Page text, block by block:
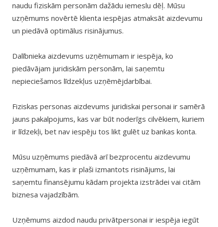
naudu fiziskām personām dažādu iemeslu dēļ. Mūsu
uzņēmums novērtē klienta iespējas atmaksāt aizdevumu
un piedāvā optimālus risinājumus.
Dalībnieka aizdevums uzņēmumam ir iespēja, ko
piedāvājam juridiskām personām, lai saņemtu
nepieciešamos līdzekļus uzņēmējdarbībai.
Fiziskas personas aizdevums juridiskai personai ir samērā
jauns pakalpojums, kas var būt noderīgs cilvēkiem, kuriem
ir līdzekļi, bet nav iespēju tos likt gulēt uz bankas konta.
Mūsu uzņēmums piedāvā arī bezprocentu aizdevumu
uzņēmumam, kas ir plaši izmantots risinājums, lai
saņemtu finansējumu kādam projekta izstrādei vai citām
biznesa vajadzībām.
Uzņēmums aizdod naudu privātpersonai ir iespēja iegūt